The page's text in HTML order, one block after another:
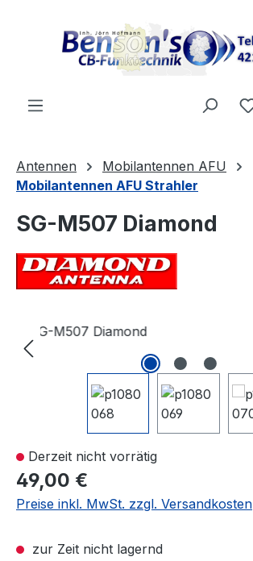
Antennen
Mobilantennen AFU
Mobilantennen AFU Strahler
SG-M507 Diamond
Bildergalerie überspringen
Derzeit nicht vorrätig
49,00 €
Preise inkl. MwSt. zzgl. Versandkosten
zur Zeit nicht lagernd